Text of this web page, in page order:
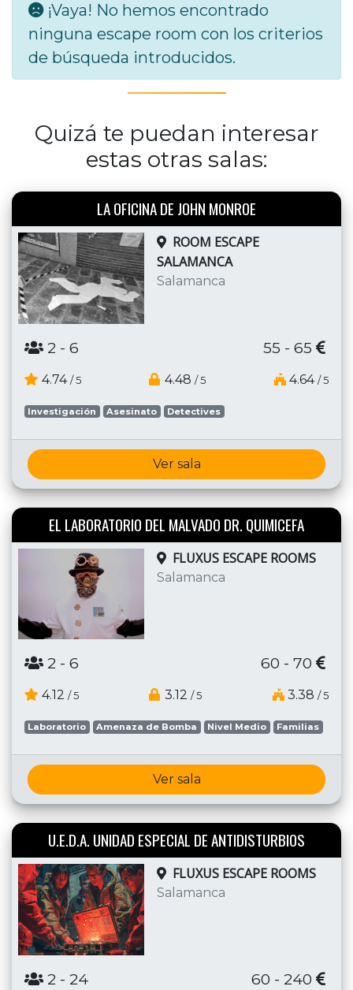
¡Vaya! No hemos encontrado
ninguna escape room con los criterios
de búsqueda introducidos.
Quizá te puedan interesar
estas otras salas:
LA OFICINA DE JOHN MONROE
ROOM ESCAPE
SALAMANCA
Salamanca
2 - 6 55 - 65
4.74 / 5 4.48 / 5 4.64 / 5
Investigación Asesinato Detectives
Ver sala
EL LABORATORIO DEL MALVADO DR. QUIMICEFA
FLUXUS ESCAPE ROOMS
Salamanca
2 - 6 60 - 70
4.12 / 5 3.12 / 5 3.38 / 5
Laboratorio Amenaza de Bomba Nivel Medio Familias
Ver sala
U.E.D.A. UNIDAD ESPECIAL DE ANTIDISTURBIOS
FLUXUS ESCAPE ROOMS
Salamanca
2 - 24 60 - 240